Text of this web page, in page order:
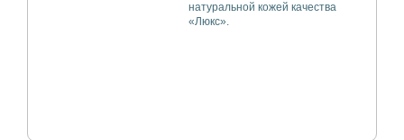
натуральной кожей качества
«Люкс».